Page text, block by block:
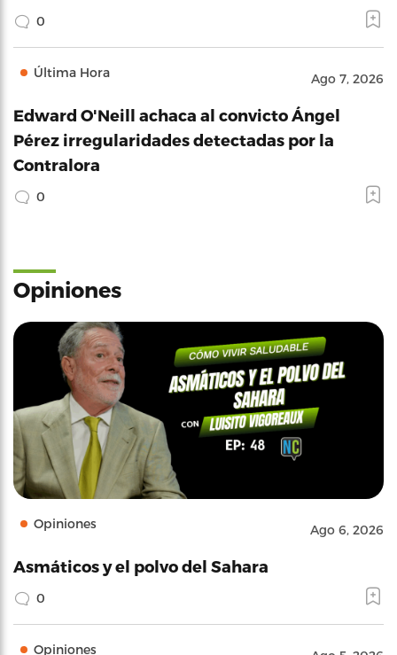
0
Última Hora Ago 7, 2026
Edward O'Neill achaca al convicto Ángel
Pérez irregularidades detectadas por la
Contralora
0
Opiniones
Opiniones Ago 6, 2026
Asmáticos y el polvo del Sahara
0
Opiniones